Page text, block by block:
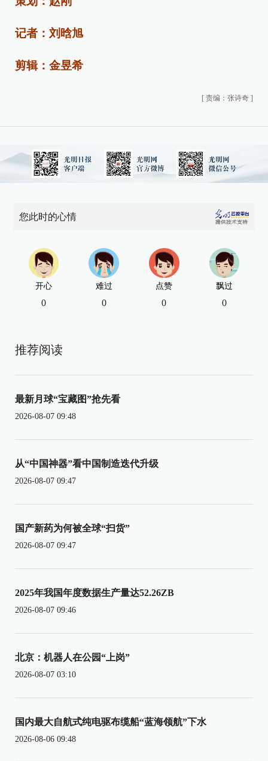
记者：刘晗旭
剪辑：金昱希
[ 责编：张诗奇 ]
您此时的心情
开心
0
难过
0
点赞
0
飘过
0
推荐阅读
最新月球“宝藏图”抢先看
2026-08-07 09:48
从“中国神器”看中国制造迭代升级
2026-08-07 09:47
国产新药为何被全球“扫货”
2026-08-07 09:47
2025年我国年度数据生产量达52.26ZB
2026-08-07 09:46
北京：机器人在公园“上岗”
2026-08-07 03:10
国内最大自航式纯电驱布缆船“蓝海领航”下水
2026-08-06 09:48